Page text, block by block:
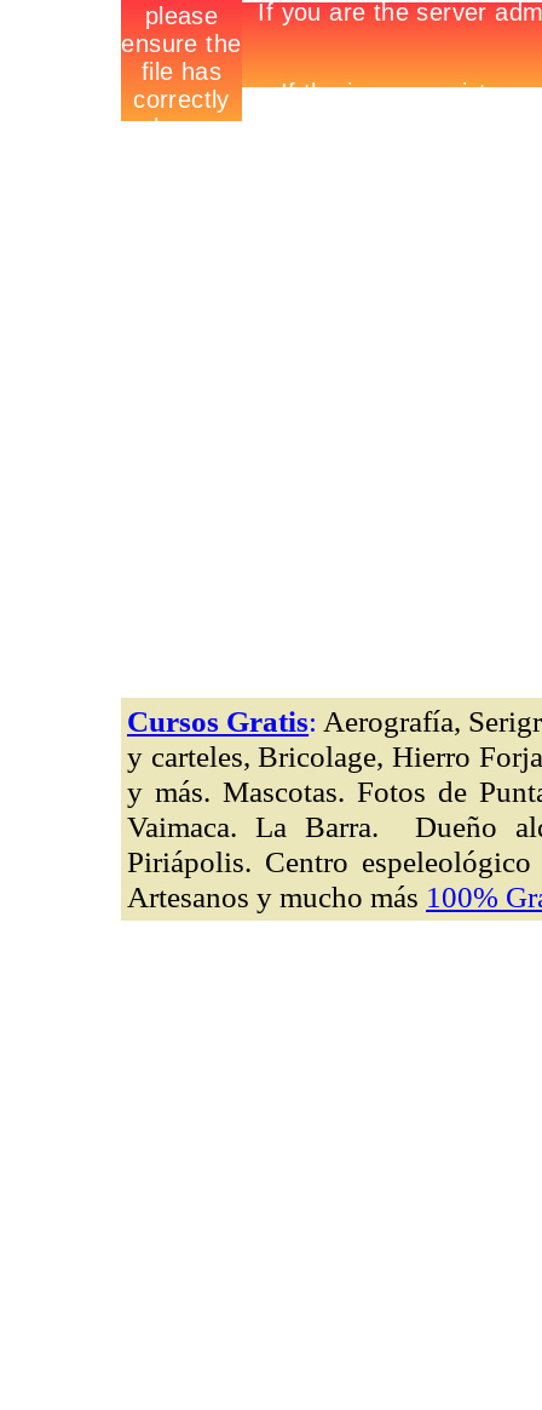
Cursos Gratis: Aerografía,
y carteles, Bricolage, Hierro
y más. Mascotas. Fotos de
Vaimaca. La Barra. Dueño
Piriápolis. Centro
Artesanos y mucho más 100%